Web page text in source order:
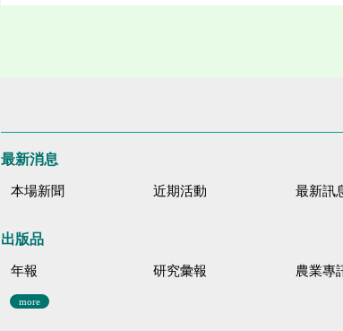
最新消息
本場新聞 近期活動 最新訊
出版品
年報 研究彙報 農業專
more